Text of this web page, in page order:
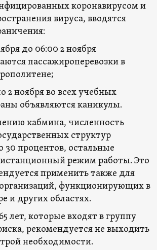
коронавирусом и
вируса, вводятся
до 06:00 2 ноября
пассажироперевозки в
2 ноября во всех учебных
объявляются каникулы.
кабмина, численность
структур
30 процентов, остальные
режим работы. Это
применить также для
функционирующих в
и других областях.
лет, которые входят в группу
рекомендуется не выходить
необходимости.